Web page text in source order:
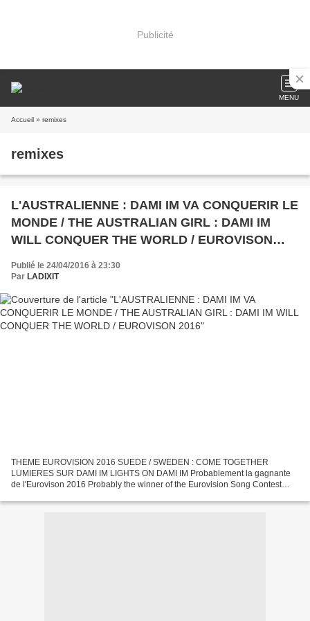
Publicité
MENU
Accueil » remixes
remixes
L'AUSTRALIENNE : DAMI IM VA CONQUERIR LE
MONDE / THE AUSTRALIAN GIRL : DAMI IM
WILL CONQUER THE WORLD / EUROVISON
2016
Publié le 24/04/2016 à 23:30
Par LADIXIT
THEME EUROVISION 2016 SUEDE / SWEDEN : COME TOGETHER
LUMIERES SUR DAMI IM LIGHTS ON DAMI IM Probablement la gagnante
de l'Eurovison 2016 Probably the winner of the Eurovision Song Contest